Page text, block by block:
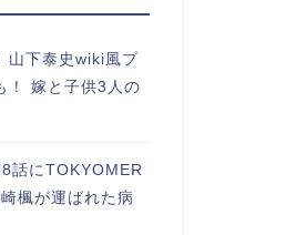
山下泰史wiki風プ
！ 嫁と子供3人の
8話にTOKYOMER
楓が運ばれた病